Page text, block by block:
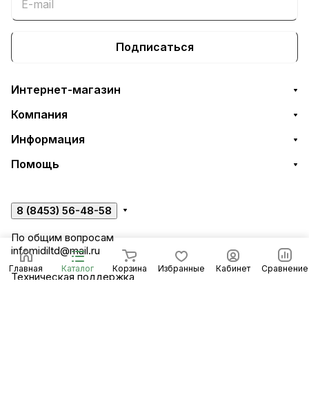
Главная Каталог Корзина Избранные Кабинет Сравнение
Подписаться
Интернет-магазин
Компания
Информация
Помощь
8 (8453) 56-48-58
По общим вопросам
infomidiltd@mail.ru
Техническая поддержка